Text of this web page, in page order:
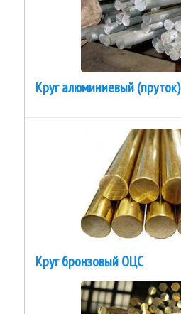
Круг алюминиевый (пруток)
Круг бронзовый ОЦС